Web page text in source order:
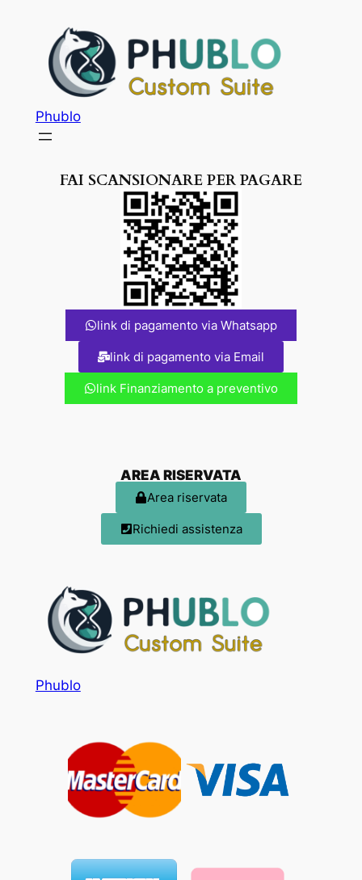
Phublo
FAI SCANSIONARE PER PAGARE
link di pagamento via Whatsapp
link di pagamento via Email
link Finanziamento a preventivo
AREA RISERVATA
Area riservata
Richiedi assistenza
Phublo